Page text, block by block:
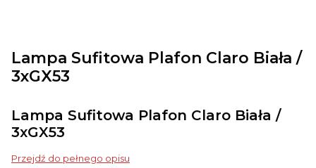
Lampa Sufitowa Plafon Claro Biała /
3xGX53
Lampa Sufitowa Plafon Claro Biała /
3xGX53
Przejdź do pełnego opisu